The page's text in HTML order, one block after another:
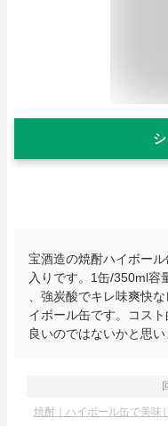
宝酒造の焼酎ハイボー
入りです。1缶/350ml容
、強炭酸でキレ味爽快
イボール缶です。コス
良いのではないかと思い
焼酎｜ハイボール缶で美味